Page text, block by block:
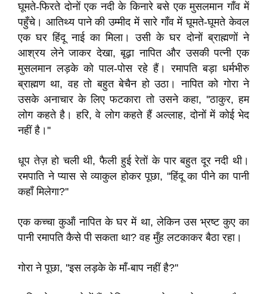
घूमते-फिरते दोनों एक नदी के किनारे बसे एक मुसलमान गाँव में
पहुँचे। आतिथ्य पाने की उम्मीद में सारे गाँव में घूमते-घूमते केवल
एक घर हिंदू नाई का मिला। उसी के घर दोनों ब्राह्मणों ने
आश्रय लेने जाकर देखा, बूढ़ा नापित और उसकी पत्नी एक
मुसलमान लड़के को पाल-पोस रहे हैं। रमापति बड़ा धर्मभीरु
ब्राह्मण था, वह तो बहुत बेचैन हो उठा। नापित को गोरा ने
उसके अनाचार के लिए फटकारा तो उसने कहा, ''ठाकुर, हम
लोग कहते है। हरि, वे लोग कहते हैं अल्लाह, दोनों में कोई भेद
नहीं है।''
धूप तेज़ हो चली थी, फैली हुई रेतों के पार बहुत दूर नदी थी।
रमपाति ने प्यास से व्याकुल होकर पूछा, ''हिंदू का पीने का पानी
कहाँ मिलेगा?''
एक कच्चा कुऑं नापित के घर में था, लेकिन उस भ्रष्ट कुए का
पानी रमापति कैसे पी सकता था? वह मुँह लटकाकर बैठा रहा।
गोरा ने पूछा, ''इस लड़के के माँ-बाप नहीं है?''